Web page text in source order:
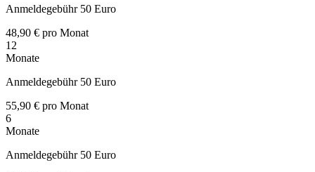
Anmeldegebühr 50 Euro
48,90 € pro Monat
12
Monate
Anmeldegebühr 50 Euro
55,90 € pro Monat
6
Monate
Anmeldegebühr 50 Euro